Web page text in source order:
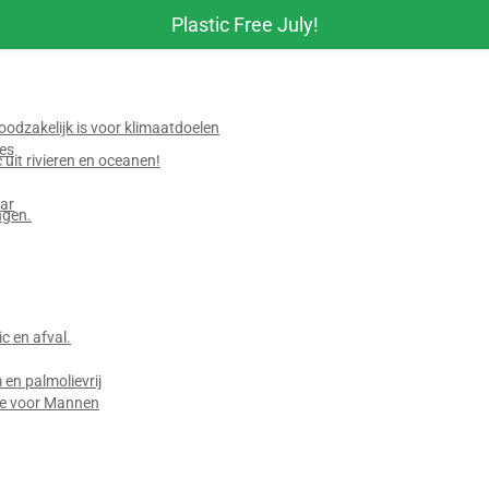
is voor klimaatdoelen
rivieren en oceanen!
en afval.
en palmolievrij
voor Mannen
Plastic Free July!